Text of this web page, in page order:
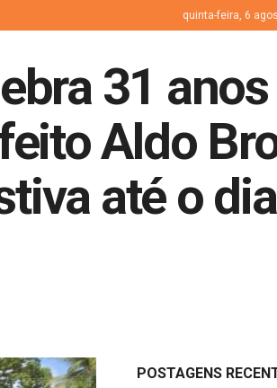
quinta-feira, 6
31
Aldo
até o
POSTAGENS